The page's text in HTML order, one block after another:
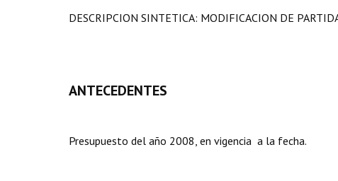
DESCRIPCION SINTETICA: MODIFICACION DE
ANTECEDENTES
Presupuesto del año 2008, en vigencia a la fecha.